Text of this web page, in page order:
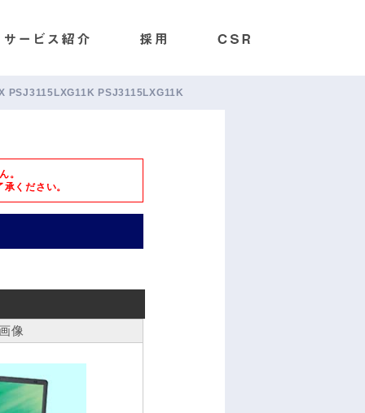
PSJ3115LXG11K
。
ください。
像